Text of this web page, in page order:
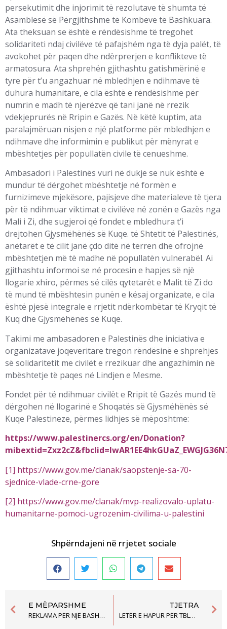
persekutimit dhe injorimit të rezolutave të shumta të
Asamblesë së Përgjithshme të Kombeve të Bashkuara.
Ata theksuan se është e rëndësishme të tregohet
solidariteti ndaj civilëve të pafajshëm nga të dyja palët, të
avokohet për paqen dhe ndërprerjen e konflikteve të
armatosura. Ata shprehën gjithashtu gatishmërinë e
tyre për t’u angazhuar në mbledhjen e ndihmave të
duhura humanitare, e cila është e rëndësishme për
numrin e madh të njerëzve që tani janë në rrezik
vdekjeprurës në Rripin e Gazës. Në këtë kuptim, ata
paralajmëruan nisjen e një platforme për mbledhjen e
ndihmave dhe informimin e publikut për mënyrat e
mbështetjes për popullatën civile të cenueshme.
Ambasadori i Palestinës vuri në dukje se nuk është e
mundur të dërgohet mbështetje në formën e
furnizimeve mjekësore, pajisjeve dhe materialeve të tjera
për të ndihmuar viktimat e civilëve në zonën e Gazës nga
Mali i Zi, dhe sugjeroi që fondet e mbledhura t’i
drejtohen Gjysmëhënës së Kuqe. të Shtetit të Palestinës,
anëtarët e të cilit janë çdo ditë në terren dhe ofrojnë
mbështetjen më të madhe në popullatën vulnerabël. Ai
gjithashtu informoi se në procesin e hapjes së një
llogarie xhiro, përmes së cilës qytetarët e Malit të Zi do
të mund të mbështesin punën e kësaj organizate, e cila
është pjesë integrale e rrjetit ndërkombëtar të Kryqit të
Kuq dhe Gjysmëhënës së Kuqe.
Takimi me ambasadoren e Palestinës dhe iniciativa e
organizatave joqeveritare tregon rëndësinë e shprehjes
së solidaritetit me civilët e rrezikuar dhe angazhimin në
mbështetje të paqes në Lindjen e Mesme.
Fondet për të ndihmuar civilët e Rripit të Gazës mund të
dërgohen në llogarinë e Shoqatës së Gjysmëhënës së
Kuqe Palestineze, përmes lidhjes së mëposhtme:
https://www.palestinercs.org/en/Donation?
[1] https://www.gov.me/clanak/saopstenje-sa-70-
sjednice-vlade-crne-gore
[2] https://www.gov.me/clanak/mvp-realizovalo-uplatu-
humanitarne-pomoci-ugrozenim-civilima-u-palestini
Shpërndajeni në rrjetet sociale
E MËPARSHME
REKLAMA PËR NJË BASHKËPUNIM TË PROGRAMIT
TJETRA
LETËR E HAPUR PËR TBLEDHJEN E 28-të TË KUVENDIT DHE QEVERISË TË 44-të të Malit të Zi